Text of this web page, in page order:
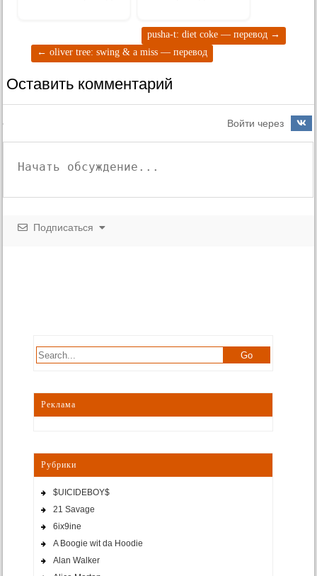
pusha-t: diet coke — перевод →
← oliver tree: swing & a miss — перевод
Оставить комментарий
Войти через
Подписаться
Реклама
Рубрики
$UICIDEBOY$
21 Savage
6ix9ine
A Boogie wit da Hoodie
Alan Walker